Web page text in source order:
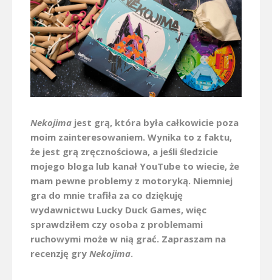
Nekojima jest grą, która była całkowicie poza
moim zainteresowaniem. Wynika to z faktu,
że jest grą zręcznościowa, a jeśli śledzicie
mojego bloga lub kanał YouTube to wiecie, że
mam pewne problemy z motoryką. Niemniej
gra do mnie trafiła za co dziękuję
wydawnictwu Lucky Duck Games, więc
sprawdziłem czy osoba z problemami
ruchowymi może w nią grać. Zapraszam na
recenzję gry Nekojima.